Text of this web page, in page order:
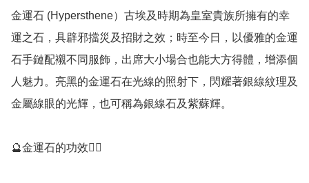
金運石 (Hypersthene）古埃及時期為皇室貴族所擁有的幸
運之石，具辟邪擋災及招財之效；時至今日，以優雅的金運
石手鏈配襯不同服飾，出席大小場合也能大方得體，增添個
人魅力。亮黑的金運石在光線的照射下，閃耀著銀線紋理及
金屬線眼的光輝，也可稱為銀線石及紫蘇輝。
🔮金運石的功效💁‍♀️